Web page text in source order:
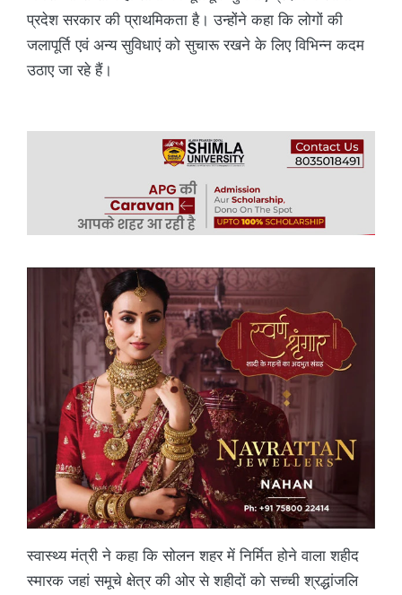
प्रदेश सरकार की प्राथमिकता है। उन्होंने कहा कि लोगों की
जलापूर्ति एवं अन्य सुविधाएं को सुचारू रखने के लिए विभिन्न कदम
उठाए जा रहे हैं।
स्वास्थ्य मंत्री ने कहा कि सोलन शहर में निर्मित होने वाला शहीद
स्मारक जहां समूचे क्षेत्र की ओर से शहीदों को सच्ची श्रद्धांजलि